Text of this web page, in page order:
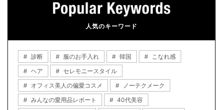
人気のキーワード
診断 服のお手入れ 韓国
こなれ感
ヘア
セレモニースタイル
オフィス美人の偏愛コスメ
ノーテクメーク
みんなの愛用品レポート
40代美容